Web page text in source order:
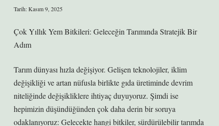
Tarih: Kasım 9, 2025
Çok Yıllık Yem Bitkileri: Geleceğin Tarımında Stratejik Bir
Adım
Tarım dünyası hızla değişiyor. Gelişen teknolojiler, iklim
değişikliği ve artan nüfusla birlikte gıda üretiminde devrim
niteliğinde değişikliklere ihtiyaç duyuyoruz. Şimdi ise
hepimizin düşündüğünden çok daha derin bir soruya
odaklanıyoruz: Gelecekte hangi bitkiler, sürdürülebilir tarımda